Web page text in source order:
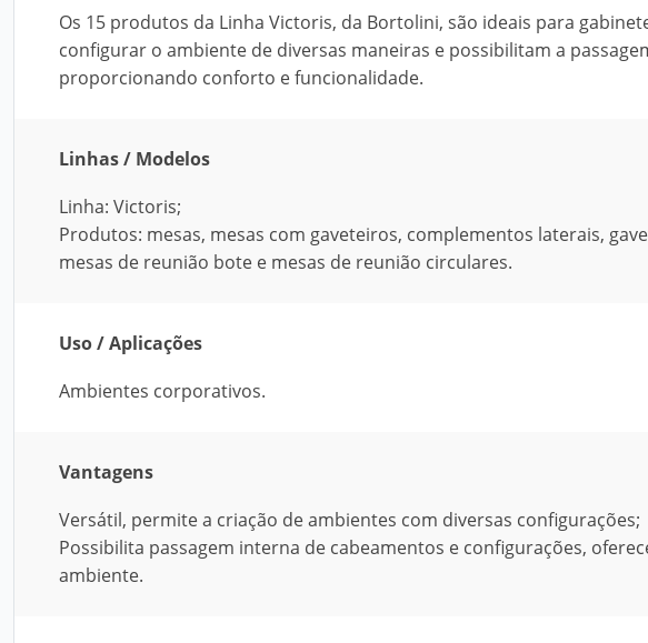
Os 15 produtos da Linha Victoris, da Bortolini, são ideais para
configurar o ambiente de diversas maneiras e possibilitam a
proporcionando conforto e funcionalidade.
Linhas / Modelos
Linha: Victoris;
Produtos: mesas, mesas com gaveteiros, complementos laterais,
mesas de reunião bote e mesas de reunião circulares.
Uso / Aplicações
Ambientes corporativos.
Vantagens
Versátil, permite a criação de ambientes com diversas configurações;
Possibilita passagem interna de cabeamentos e configurações,
ambiente.